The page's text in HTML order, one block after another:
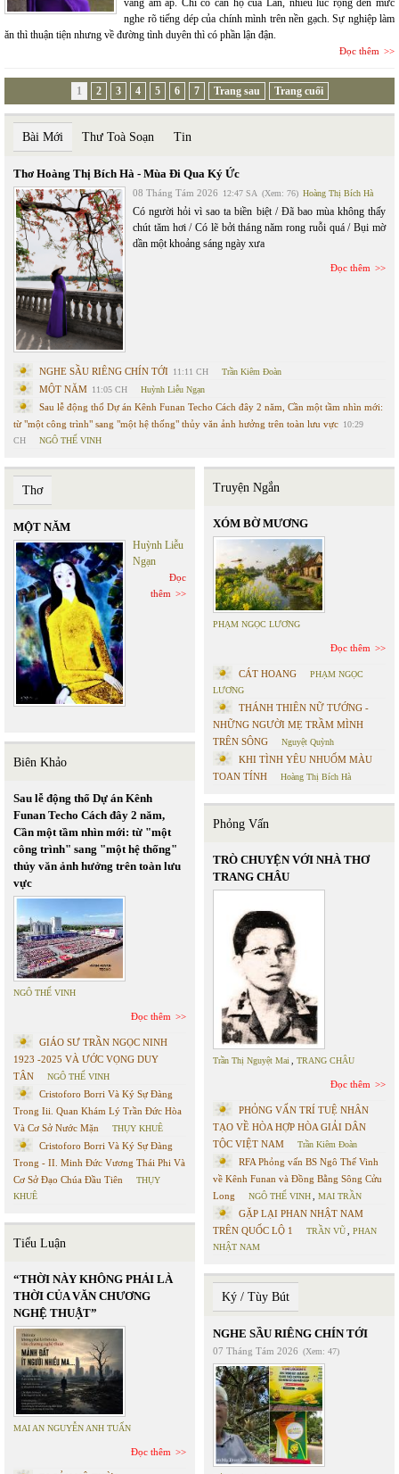
vàng ấm áp. Chỉ có căn hộ của Lan, nhiều lúc rộng đến mức
nghe rõ tiếng dép của chính mình trên nền gạch. Sự nghiệp làm
ăn thì thuận tiện nhưng về đường tình duyên thì có phần lận đận.
Đọc thêm
1 2 3 4 5 6 7 Trang sau Trang cuối
Bài Mới Thư Toà Soạn Tin
Thơ Hoàng Thị Bích Hà - Mùa Đi Qua Ký Ức
08 Tháng Tám 2026 12:47 SA (Xem: 76) Hoàng Thị Bích Hà
Có người hỏi vì sao ta biền biệt / Đã bao mùa không thấy
chút tăm hơi / Có lẽ bởi tháng năm rong ruỗi quá / Bụi mờ
dần một khoảng sáng ngày xưa
Đọc thêm
NGHE SẦU RIÊNG CHÍN TỚI 11:11 CH Trần Kiêm Đoàn
MỘT NĂM 11:05 CH Huỳnh Liễu Ngạn
Sau lễ động thổ Dự án Kênh Funan Techo Cách đây 2 năm, Cần một tầm nhìn mới:
từ "một công trình" sang "một hệ thống" thủy văn ảnh hưởng trên toàn lưu vực 10:29
CH
NGÔ THẾ VINH
Thơ
MỘT NĂM
Huỳnh Liễu
Ngạn
Đọc
thêm
Biên Khảo
Sau lễ động thổ Dự án Kênh
Funan Techo Cách đây 2 năm,
Cần một tầm nhìn mới: từ "một
công trình" sang "một hệ thống"
thủy văn ảnh hưởng trên toàn lưu
vực
NGÔ THẾ VINH
Đọc thêm
GIÁO SƯ TRẦN NGỌC NINH
1923 -2025 VÀ ƯỚC VỌNG DUY
TÂN
NGÔ THẾ VINH
Cristoforo Borri Và Ký Sự Đàng
Trong Iii. Quan Khám Lý Trần Đức Hòa
Và Cơ Sở Nước Mặn
THỤY KHUÊ
Cristoforo Borri Và Ký Sự Đàng
Trong - II. Minh Đức Vương Thái Phi Và
Cơ Sở Đạo Chúa Đầu Tiên
THỤY
KHUÊ
Tiểu Luận
“THỜI NÀY KHÔNG PHẢI LÀ
THỜI CỦA VĂN CHƯƠNG
NGHỆ THUẬT”
MAI AN NGUYỄN ANH TUẤN
Đọc thêm
Truyện Ngắn
XÓM BỜ MƯƠNG
PHẠM NGỌC LƯƠNG
Đọc thêm
CÁT HOANG
PHẠM NGỌC
LƯƠNG
THÁNH THIÊN NỮ TƯỚNG -
NHỮNG NGƯỜI MẸ TRẦM MÌNH
TRÊN SÔNG
Nguyệt Quỳnh
KHI TÌNH YÊU NHUỐM MÀU
TOAN TÍNH
Hoàng Thị Bích Hà
Phỏng Vấn
TRÒ CHUYỆN VỚI NHÀ THƠ
TRANG CHÂU
Trần Thị Nguyệt Mai, TRANG CHÂU
Đọc thêm
PHỎNG VẤN TRÍ TUỆ NHÂN
TẠO VỀ HÒA HỢP HÒA GIẢI DÂN
TỘC VIỆT NAM
Trần Kiêm Đoàn
RFA Phỏng vấn BS Ngô Thế Vinh
về Kênh Funan và Đồng Bằng Sông Cửu
Long
NGÔ THẾ VINH, MAI TRẦN
GẶP LẠI PHAN NHẬT NAM
TRÊN QUỐC LỘ 1
TRẦN VŨ, PHAN
NHẬT NAM
Ký / Tùy Bút
NGHE SẦU RIÊNG CHÍN TỚI
07 Tháng Tám 2026 (Xem: 47)